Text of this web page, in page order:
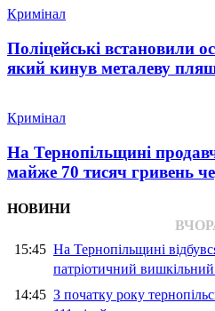
Кримінал
Поліцейські встановили
який кинув металеву
Кримінал
На Тернопільщині
майже 70 тисяч гривень
НОВИНИ
15:45 На Тернопільщині
патріотичний вишкільний
14:45 З початку року